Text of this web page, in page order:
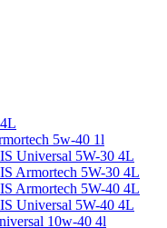
5w-40 1l
Universal 5W-30 4L
Armortech 5W-30 4L
Armortech 5W-40 4L
Universal 5W-40 4L
10w-40 4l